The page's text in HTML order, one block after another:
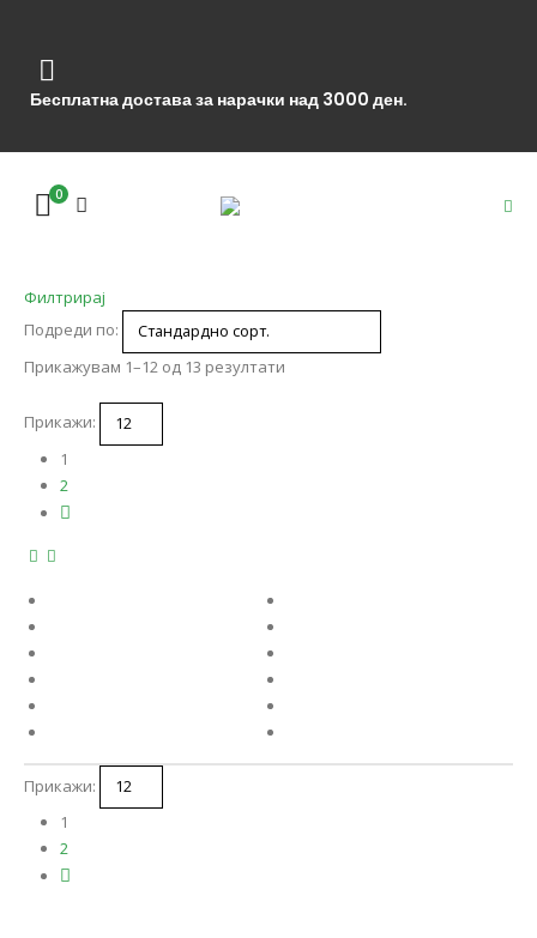
Бесплатна достава за нарачки над 3000 ден.
0
Филтрирај
Подреди по:
Прикажувам 1–12 од 13 резултати
Прикажи:
1
2
Прикажи:
1
2